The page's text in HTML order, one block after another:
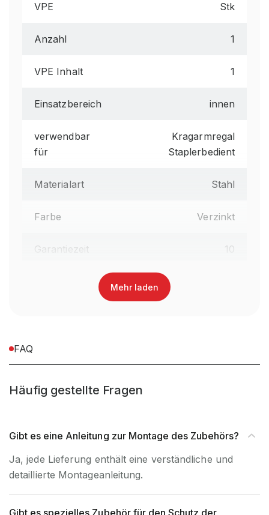
VPE Stk
Anzahl 1
VPE Inhalt 1
Einsatzbereich innen
verwendbar
für
Kragarmregal
Staplerbedient
Materialart Stahl
Farbe Verzinkt
Garantiezeit 10
gem. Stückliste
Montageart (Steckbar /
UV-
Beständigkeit
Ja, Nur
Artikel-Höhe (mm) 100 mm
Mehr laden
FAQ
Häufig gestellte Fragen
Gibt es eine Anleitung zur Montage des Zubehörs?
Ja, jede Lieferung enthält eine verständliche und
detaillierte Montageanleitung.
Gibt es spezielles Zubehör für den Schutz der